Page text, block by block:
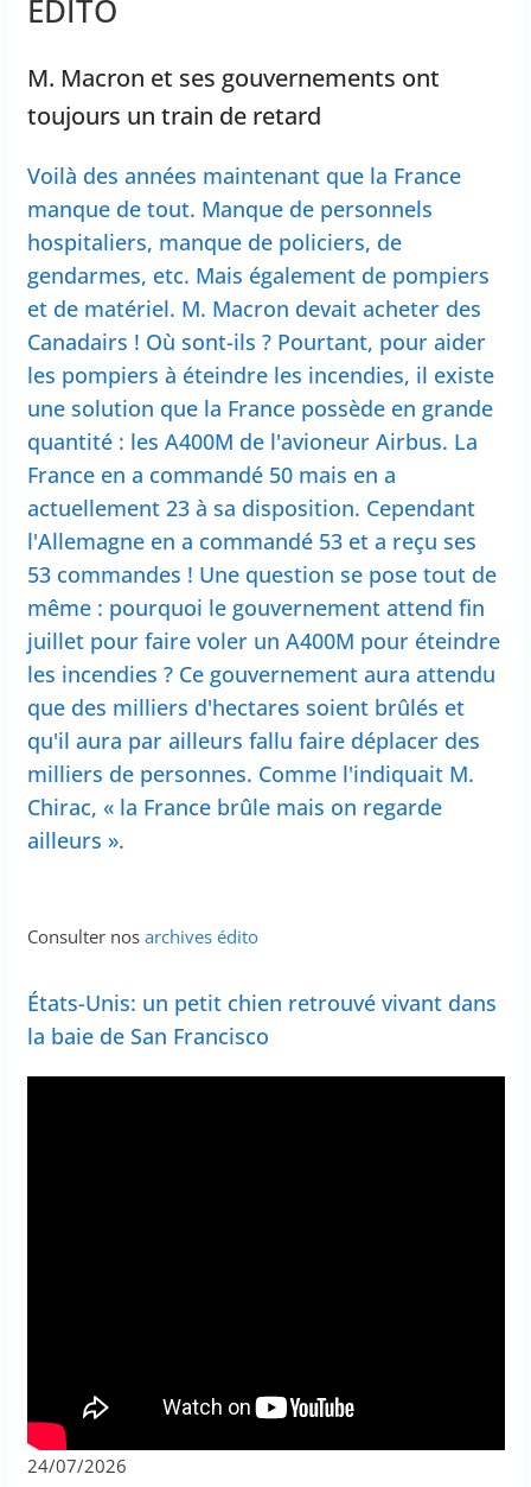
EDITO
M. Macron et ses gouvernements ont
toujours un train de retard
Voilà des années maintenant que la France
manque de tout. Manque de personnels
hospitaliers, manque de policiers, de
gendarmes, etc. Mais également de pompiers
et de matériel. M. Macron devait acheter des
Canadairs ! Où sont-ils ? Pourtant, pour aider
les pompiers à éteindre les incendies, il existe
une solution que la France possède en grande
quantité : les A400M de l'avioneur Airbus. La
France en a commandé 50 mais en a
actuellement 23 à sa disposition. Cependant
l'Allemagne en a commandé 53 et a reçu ses
53 commandes ! Une question se pose tout de
même : pourquoi le gouvernement attend fin
juillet pour faire voler un A400M pour éteindre
les incendies ? Ce gouvernement aura attendu
que des milliers d'hectares soient brûlés et
qu'il aura par ailleurs fallu faire déplacer des
milliers de personnes. Comme l'indiquait M.
Chirac, « la France brûle mais on regarde
ailleurs ».
Consulter nos archives édito
États-Unis: un petit chien retrouvé vivant dans
la baie de San Francisco
24/07/2026